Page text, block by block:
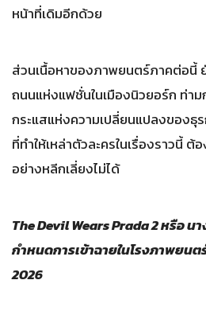
หน้าที่เดิมอีกด้วย
ส่วนเนื้อหาของภาพยนตร์ภาคต่อนี้
ถนนแห่งแฟชั่นในเมืองนิวยอร์ก ท่า
กระแสแห่งความเปลี่ยนแปลงของ
ที่ทำให้เหล่าตัวละครในเรื่องราวนี้
อย่างหลีกเลี่ยงไม่ได้
The Devil Wears Prada 2 หรือ น
กำหนดการเข้าฉายในโรงภาพยนต
2026